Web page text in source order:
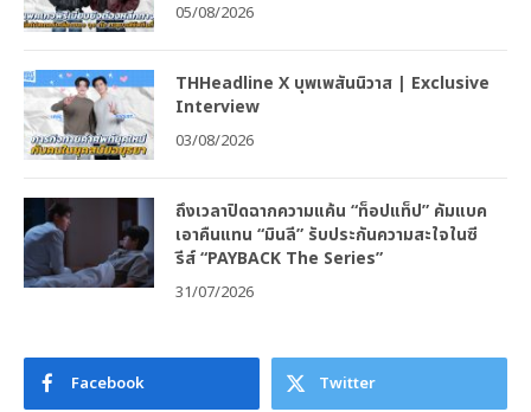
05/08/2026
THHeadline X บุพเพสันนิวาส | Exclusive
Interview
03/08/2026
ถึงเวลาปิดฉากความแค้น “ท็อปแท็ป” คัมแบค
เอาคืนแทน “มินลี” รับประกันความสะใจในซี
รีส์ “PAYBACK The Series”
31/07/2026
Facebook Twitter